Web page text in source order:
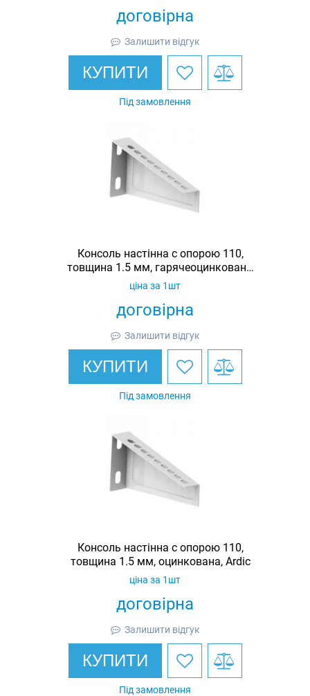
договірна
Залишити відгук
КУПИТИ
Під замовлення
Консоль настінна c опорою 110,
товщина 1.5 мм, гарячеоцинкована,
Ardic
договірна
ціна за 1шт
Залишити відгук
КУПИТИ
Під замовлення
Консоль настінна c опорою 110,
товщина 1.5 мм, оцинкована, Ardic
договірна
ціна за 1шт
Залишити відгук
КУПИТИ
Під замовлення